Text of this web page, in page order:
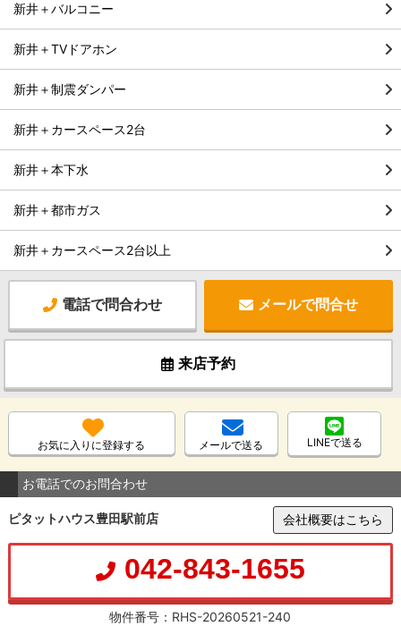
新井＋バルコニー
新井＋TVドアホン
新井＋制震ダンパー
新井＋カースペース2台
新井＋本下水
新井＋都市ガス
新井＋カースペース2台以上
電話で問合わせ メールで問合せ
来店予約
お気に入りに登録する メールで送る LINEで送る
お電話でのお問合わせ
ピタットハウス豊田駅前店 会社概要はこちら
042-843-1655
物件番号：RHS-20260521-240